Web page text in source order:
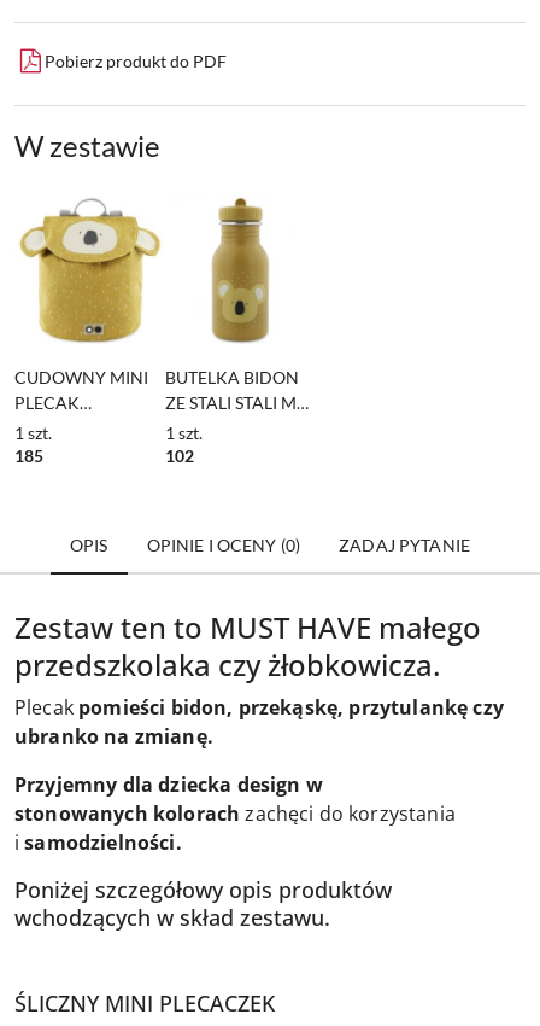
Pobierz produkt do PDF
W zestawie
CUDOWNY MINI
PLECAK
PRZEDSZKOLAKA
MR. KOALA TRIXIE
1 szt.
185
BUTELKA BIDON
ZE STALI STALI MR.
KOALA 350ml
1 szt.
102
OPIS OPINIE I OCENY (0) ZADAJ PYTANIE
Zestaw ten to MUST HAVE małego
przedszkolaka czy żłobkowicza.
Plecakpomieści bidon, przekąskę, przytulankę czy
ubranko na zmianę.
Przyjemny dla dziecka design w
stonowanych kolorachzachęci do korzystania
isamodzielności.
Poniżej szczegółowy opis produktów
wchodzących w skład zestawu.
ŚLICZNY MINI PLECACZEK